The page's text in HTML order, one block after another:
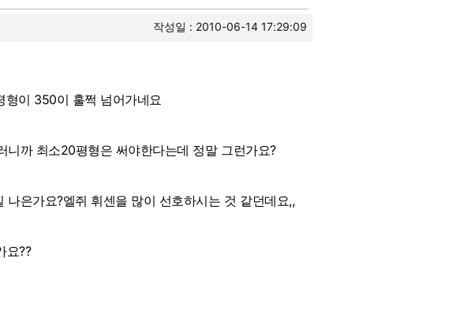
작성일 : 2010-06-14 17:29:09
형이 350이 훌쩍 넘어가네요
까 최소20평형은 써야한다는데 정말 그런가요?
은가요?엘쥐 휘센을 많이 선호하시는 것 같던데요,,
요??